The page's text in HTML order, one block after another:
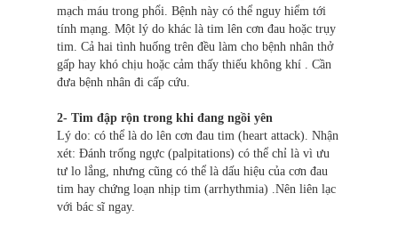
mạch máu trong phổi. Bệnh này có thể nguy hiểm tới
tính mạng. Một lý do khác là tim lên cơn đau hoặc trụy
tim. Cả hai tình huống trên đều làm cho bệnh nhân thở
gấp hay khó chịu hoặc cảm thấy thiếu không khí . Cần
đưa bệnh nhân đi cấp cứu.
2- Tim đập rộn trong khi đang ngồi yên
Lý do: có thể là do lên cơn đau tim (heart attack). Nhận
xét: Đánh trống ngực (palpitations) có thể chỉ là vì ưu
tư lo lắng, nhưng cũng có thể là dấu hiệu của cơn đau
tim hay chứng loạn nhịp tim (arrhythmia) .Nên liên lạc
với bác sĩ ngay.